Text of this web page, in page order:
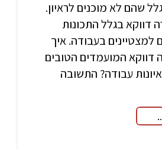
שהם לא מוכנים לראיון.
דווקא בגלל התכונות
למצטיינים בעבודה. איך
דווקא המועמדים הטובים
עבודה? התשובה